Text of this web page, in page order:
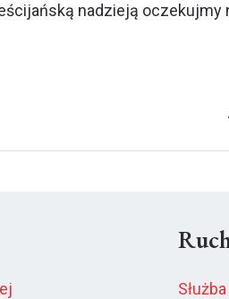
nadzieją oczekujmy